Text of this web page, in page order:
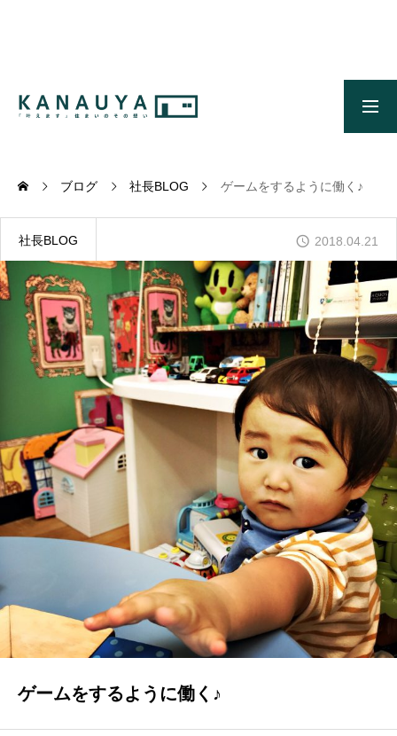
施工事例
ONLINE MODEL HOUSE
オンライン展示場
WORKS
施工事例
GALLERY
かなう家が設計施工した住まいの写真
COMPANY
株式会社かなう家の紹介
BLOG
「本日も絶好調さまです！』代表・窪田 純一のブログ
CONTACT
お問い合わせ
ブログ 社長BLOG ゲームをするように働く♪
社長BLOG 2018.04.21
ゲームをするように働く♪